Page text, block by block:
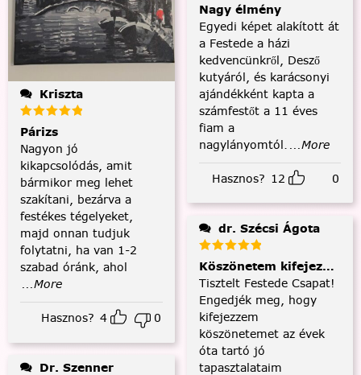
Kriszta
Párizs
Nagyon jó
kikapcsolódás, amit
bármikor meg lehet
szakítani, bezárva a
festékes tégelyeket,
majd onnan tudjuk
folytatni, ha van 1-2
szabad óránk, ahol
...More
Hasznos? 4 0
Nagy élmény
Egyedi képet alakított át
a Festede a házi
kedvencünkről, Desző
kutyáról, és karácsonyi
ajándékként kapta a
számfestőt a 11 éves
fiam a
nagylányomtól. ...More
Hasznos? 12 0
dr. Szécsi Ágota
Köszönetem kifejezése
Tisztelt Festede Csapat!
Engedjék meg, hogy
kifejezzem
köszönetemet az évek
óta tartó jó
tapasztalataim